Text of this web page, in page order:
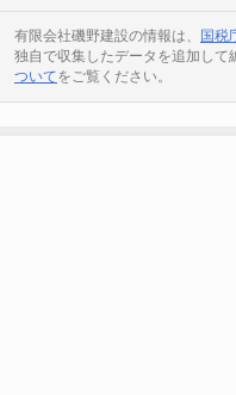
有限会社磯野建設の情報は、 国税
独自で収集したデータを追加して
ついてをご覧ください。